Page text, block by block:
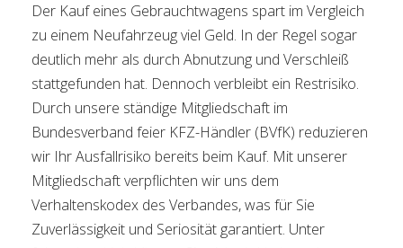
Der Kauf eines Gebrauchtwagens spart im Vergleich
zu einem Neufahrzeug viel Geld. In der Regel sogar
deutlich mehr als durch Abnutzung und Verschleiß
stattgefunden hat. Dennoch verbleibt ein Restrisiko.
Durch unsere ständige Mitgliedschaft im
Bundesverband feier KFZ-Händler (BVfK) reduzieren
wir Ihr Ausfallrisiko bereits beim Kauf. Mit unserer
Mitgliedschaft verpflichten wir uns dem
Verhaltenskodex des Verbandes, was für Sie
Zuverlässigkeit und Seriosität garantiert. Unter